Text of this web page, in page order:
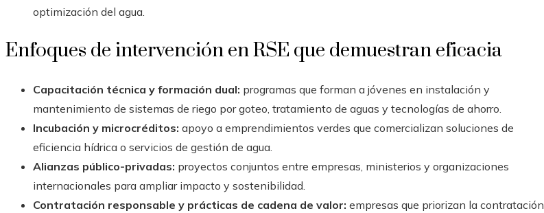
optimización del agua.
Enfoques de intervención en RSE que demuestran eficacia
Capacitación técnica y formación dual: programas que forman a jóvenes en instalación y
mantenimiento de sistemas de riego por goteo, tratamiento de aguas y tecnologías de ahorro.
Incubación y microcréditos: apoyo a emprendimientos verdes que comercializan soluciones de
eficiencia hídrica o servicios de gestión de agua.
Alianzas público-privadas: proyectos conjuntos entre empresas, ministerios y organizaciones
internacionales para ampliar impacto y sostenibilidad.
Contratación responsable y prácticas de cadena de valor: empresas que priorizan la contratación